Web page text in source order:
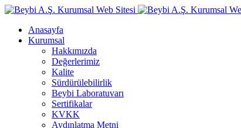
Anasayfa
Kurumsal
Hakkımızda
Değerlerimiz
Kalite
Sürdürülebilirlik
Beybi Laboratuvarı
Sertifikalar
KVKK
Aydınlatma Metni